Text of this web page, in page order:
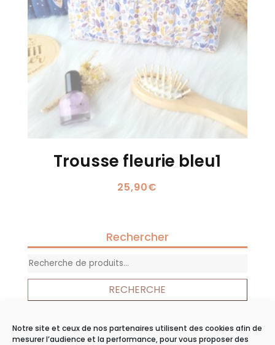
Notre site et ceux de nos partenaires utilisent des cookies afin de
mesurer l’audience et la performance, pour vous proposer des
Trousse fleurie bleu1
25,90€
Rechercher
Recherche
pour :
RECHERCHE
Panier